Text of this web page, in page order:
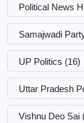
Political News
Samajwadi
UP Politics (16)
Uttar Pradesh
Vishnu Deo Sai